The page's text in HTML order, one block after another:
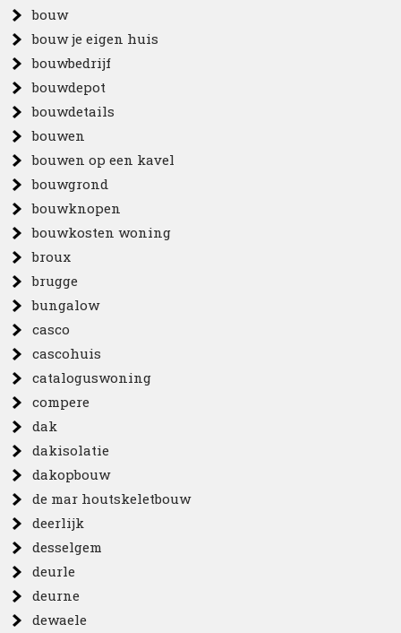
bouw
bouw je eigen huis
bouwbedrijf
bouwdepot
bouwdetails
bouwen
bouwen op een kavel
bouwgrond
bouwknopen
bouwkosten woning
broux
brugge
bungalow
casco
cascohuis
cataloguswoning
compere
dak
dakisolatie
dakopbouw
de mar houtskeletbouw
deerlijk
desselgem
deurle
deurne
dewaele